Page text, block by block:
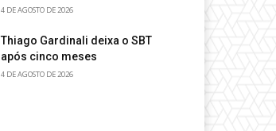
4 DE AGOSTO DE 2026
Thiago Gardinali deixa o SBT
após cinco meses
4 DE AGOSTO DE 2026